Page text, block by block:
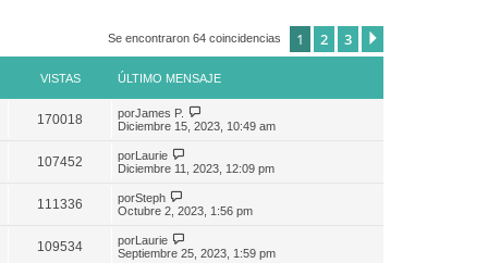
Se encontraron 64 coincidencias 1 2 3
VISTAS ÚLTIMO MENSAJE
170018 porJames P.
Diciembre 15, 2023, 10:49 am
107452 porLaurie
Diciembre 11, 2023, 12:09 pm
111336 porSteph
Octubre 2, 2023, 1:56 pm
109534 porLaurie
Septiembre 25, 2023, 1:59 pm